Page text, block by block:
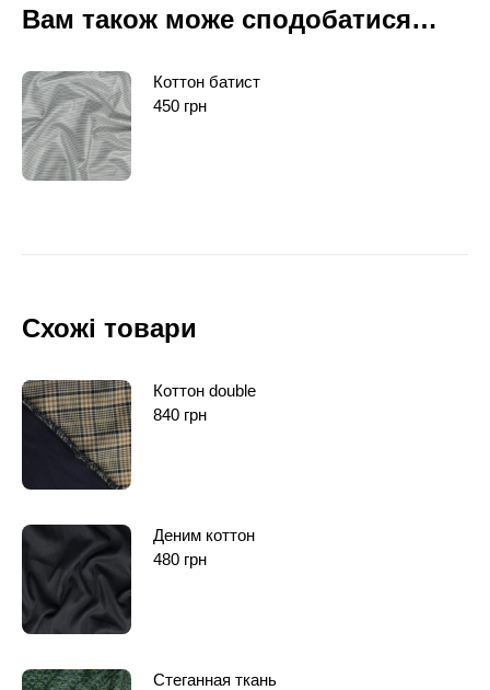
Вам також може сподобатися…
Коттон батист
450 грн
Схожі товари
Коттон double
840 грн
Деним коттон
480 грн
Стеганная ткань